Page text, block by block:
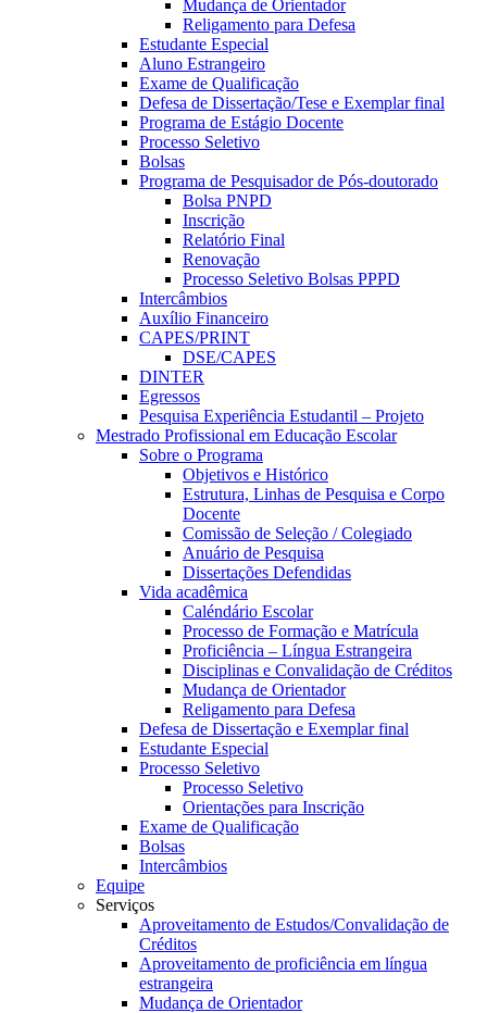
Mudança de Orientador
Religamento para Defesa
Estudante Especial
Aluno Estrangeiro
Exame de Qualificação
Defesa de Dissertação/Tese e Exemplar final
Programa de Estágio Docente
Processo Seletivo
Bolsas
Programa de Pesquisador de Pós-doutorado
Bolsa PNPD
Inscrição
Relatório Final
Renovação
Processo Seletivo Bolsas PPPD
Intercâmbios
Auxílio Financeiro
CAPES/PRINT
DSE/CAPES
DINTER
Egressos
Pesquisa Experiência Estudantil – Projeto
Mestrado Profissional em Educação Escolar
Sobre o Programa
Objetivos e Histórico
Estrutura, Linhas de Pesquisa e Corpo
Docente
Comissão de Seleção / Colegiado
Anuário de Pesquisa
Dissertações Defendidas
Vida acadêmica
Caléndário Escolar
Processo de Formação e Matrícula
Proficiência – Língua Estrangeira
Disciplinas e Convalidação de Créditos
Mudança de Orientador
Religamento para Defesa
Defesa de Dissertação e Exemplar final
Estudante Especial
Processo Seletivo
Processo Seletivo
Orientações para Inscrição
Exame de Qualificação
Bolsas
Intercâmbios
Equipe
Serviços
Aproveitamento de Estudos/Convalidação de
Créditos
Aproveitamento de proficiência em língua
estrangeira
Mudança de Orientador